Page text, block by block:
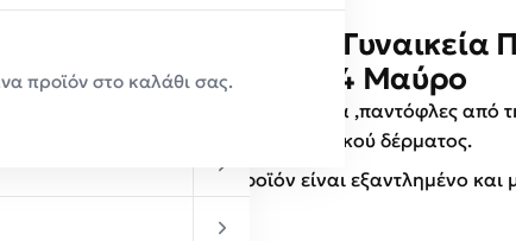
προϊόν στο καλάθι σας.
Envie Shoes
E20-17134-34 Μαύρο
Γυναικεία παπούτσια ,παντόφλες από
ύψους 6 cm. συνθετικού δέρματος.
Αυτό το προϊόν είναι εξαντλημένο